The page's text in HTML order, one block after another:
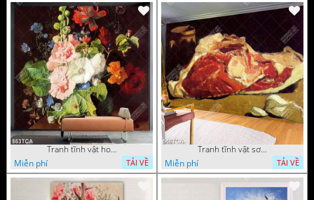
Tranh tĩnh vật hoa quả decor phòng khách in uv
Miễn phí
TẢI VỀ
Tranh tĩnh vật sơn dầu nước ngoài trang trí phòng bếp
Miễn phí
TẢI VỀ